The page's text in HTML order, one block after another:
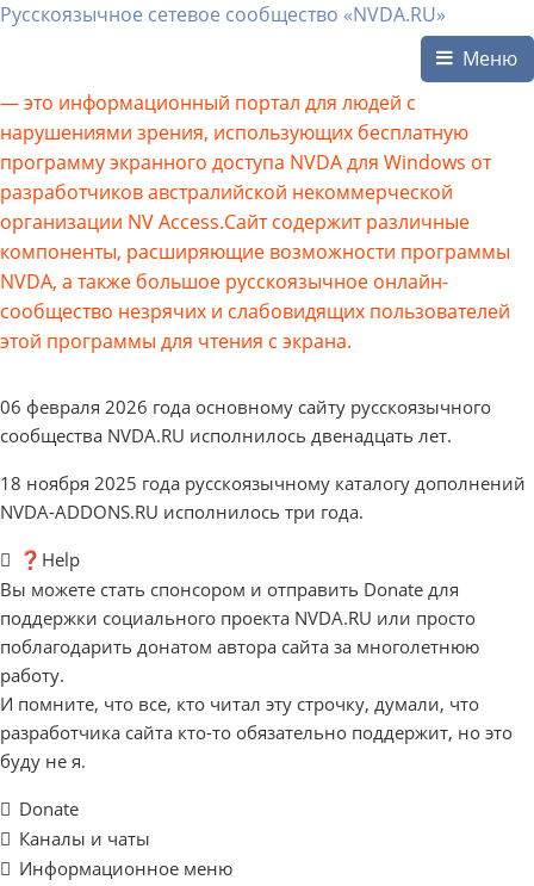
Русскоязычное сетевое сообщество «NVDA.RU»
Меню
— это информационный портал для людей с
нарушениями зрения, использующих бесплатную
программу экранного доступа NVDA для Windows от
разработчиков австралийской некоммерческой
организации NV Access.Сайт содержит различные
компоненты, расширяющие возможности программы
NVDA, а также большое русскоязычное онлайн-
сообщество незрячих и слабовидящих пользователей
этой программы для чтения с экрана.
06 февраля 2026 года основному сайту русскоязычного
сообщества NVDA.RU исполнилось двенадцать лет.
18 ноября 2025 года русскоязычному каталогу дополнений
NVDA-ADDONS.RU исполнилось три года.
❓Help
Вы можете стать спонсором и отправить Donate для
поддержки социального проекта NVDA.RU или просто
поблагодарить донатом автора сайта за многолетнюю
работу.
И помните, что все, кто читал эту строчку, думали, что
разработчика сайта кто-то обязательно поддержит, но это
буду не я.
Donate
Каналы и чаты
Информационное меню